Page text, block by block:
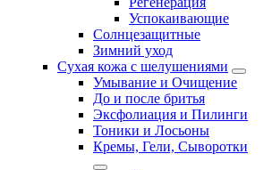
Успокаивающие
Солнцезащитные
Зимний уход
Сухая кожа с шелушениями
Умывание и Очищение
До и после бритья
Эксфолиация и Пилинги
Тоники и Лосьоны
Кремы, Гели, Сыворотки